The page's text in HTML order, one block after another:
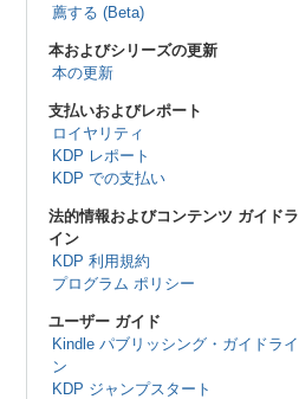
薦する (Beta)
本およびシリーズの更新
本の更新
支払いおよびレポート
ロイヤリティ
KDP レポート
KDP での支払い
法的情報およびコンテンツ ガイドラ
イン
KDP 利用規約
プログラム ポリシー
ユーザー ガイド
Kindle パブリッシング・ガイドライ
ン
KDP ジャンプスタート